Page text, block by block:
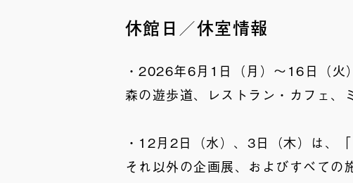
休館日／休室情報
・2026年6月1日（月）～16日（
森の遊歩道、レストラン・カフェ
・12月2日（水）、3日（木）は、
それ以外の企画展、およびすべての